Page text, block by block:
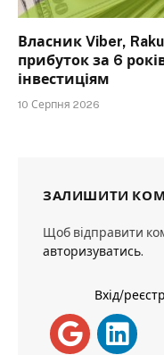
Власник Viber,
прибуток за 6
інвестиціям
10 Серпня 2026
ЗАЛИШИТИ
Щоб відправити
авторизуватись.
Вхід/